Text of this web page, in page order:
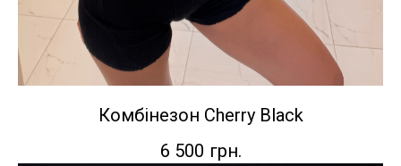
Комбінезон Cherry Black
6 500 грн.